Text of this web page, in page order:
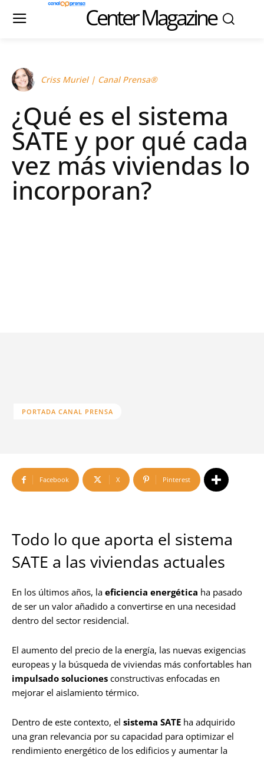
Center Magazine
Criss Muriel | Canal Prensa®
¿Qué es el sistema
SATE y por qué cada
vez más viviendas lo
incorporan?
PORTADA CANAL PRENSA
Facebook X Pinterest
Todo lo que aporta el sistema
SATE a las viviendas actuales
En los últimos años, la eficiencia energética ha pasado
de ser un valor añadido a convertirse en una necesidad
dentro del sector residencial.
El aumento del precio de la energía, las nuevas exigencias
europeas y la búsqueda de viviendas más confortables han
impulsado soluciones constructivas enfocadas en
mejorar el aislamiento térmico.
Dentro de este contexto, el sistema SATE ha adquirido
una gran relevancia por su capacidad para optimizar el
rendimiento energético de los edificios y aumentar la